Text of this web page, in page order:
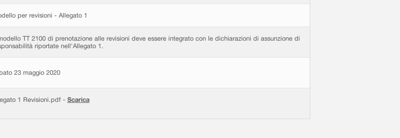
per revisioni - Allegato 1
TT 2100 di prenotazione alle revisioni deve essere integrato con le dichiarazioni di assunzione di
riportate nell'Allegato 1.
23 maggio 2020
1 Revisioni.pdf - Scarica